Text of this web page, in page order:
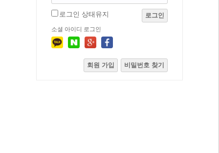
로그인 상태유지 로그인
소셜 아이디 로그인
회원 가입 비밀번호 찾기